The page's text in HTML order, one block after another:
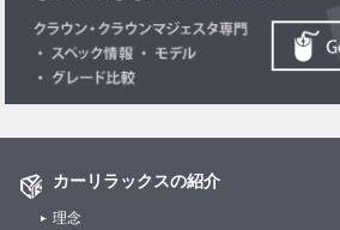
カーリラックスの紹介
理念